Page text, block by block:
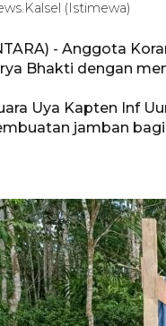
(Istimewa)
- Anggota
Bhakti dengan
Uya Kapten Inf
jamban